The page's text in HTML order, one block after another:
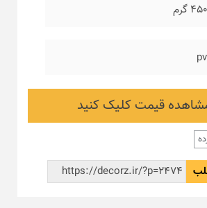
گرم
قیمت کلیک کنید